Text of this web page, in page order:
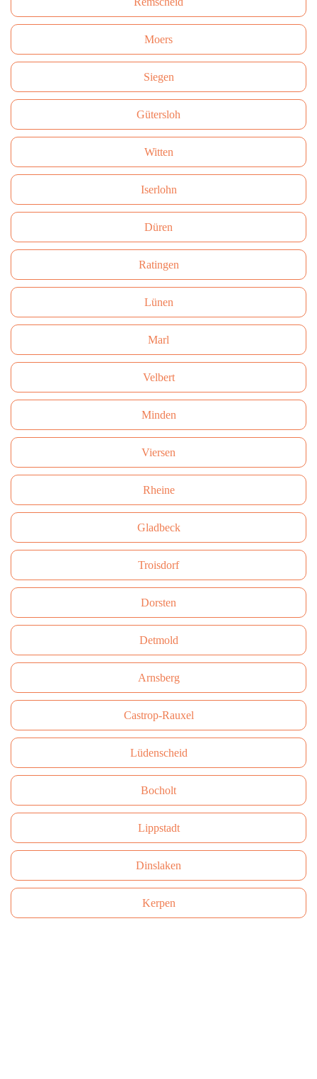
Moers
Siegen
Gütersloh
Witten
Iserlohn
Düren
Ratingen
Lünen
Marl
Velbert
Minden
Viersen
Rheine
Gladbeck
Troisdorf
Dorsten
Detmold
Arnsberg
Castrop-Rauxel
Lüdenscheid
Bocholt
Lippstadt
Dinslaken
Kerpen